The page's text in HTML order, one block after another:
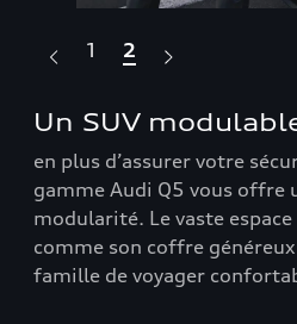
Un SUV
en plus d’assurer votre
gamme Audi Q5 vous offre
modularité. Le vaste
comme son coffre
famille de voyager
1 2